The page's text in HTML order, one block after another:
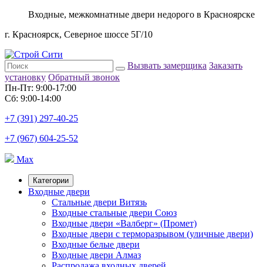
Входные, межкомнатные двери недорого в Красноярске
г. Красноярск, Северное шоссе 5Г/10
Вызвать замерщика Заказать
установку Обратный звонок
Пн-Пт: 9:00-17:00
Сб: 9:00-14:00
+7 (391) 297-40-25
+7 (967) 604-25-52
Max
Категории
Входные двери
Стальные двери Витязь
Входные стальные двери Союз
Входные двери «Валберг» (Промет)
Входные двери с терморазрывом (уличные двери)
Входные белые двери
Входные двери Алмаз